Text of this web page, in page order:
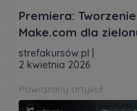
Premiera:
Make.com dla
strefakursów.pl
2 kwietnia 2026
Powiązany artykuł